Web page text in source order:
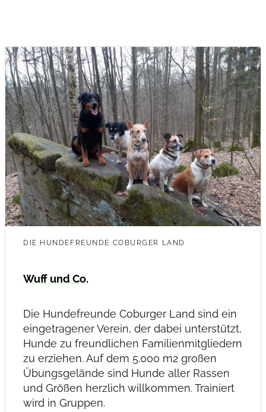
DIE HUNDEFREUNDE COBURGER LAND
Wuff und Co.
Die Hundefreunde Coburger Land sind ein
eingetragener Verein, der dabei unterstützt,
Hunde zu freundlichen Familienmitgliedern
zu erziehen. Auf dem 5.000 m2 großen
Übungsgelände sind Hunde aller Rassen
und Größen herzlich willkommen. Trainiert
wird in Gruppen.